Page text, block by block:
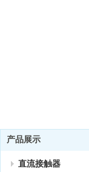
产品展示
直流接触器